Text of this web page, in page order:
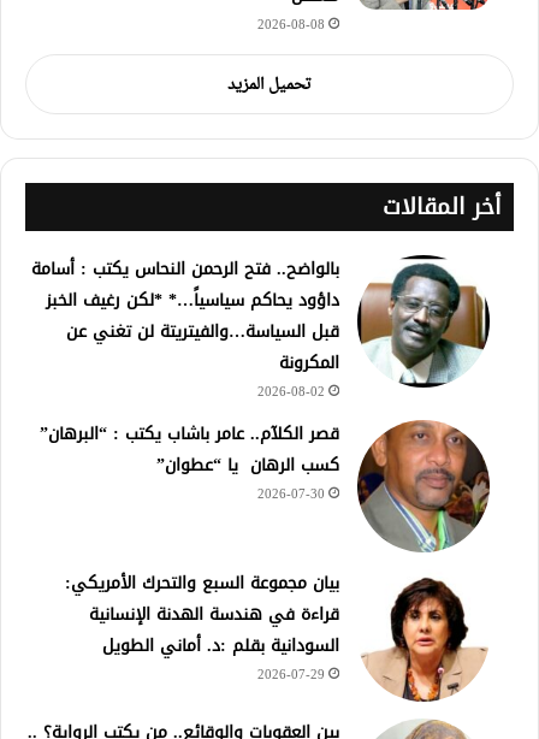
2026-08-08
تحميل المزيد
أخر المقالات
بالواضح.. فتح الرحمن النحاس يكتب : أسامة
داؤود يحاكم سياسياً…* *لكن رغيف الخبز
قبل السياسة…والفيتريتة لن تغني عن
المكرونة
2026-08-02
قصر الكلآم.. عامر باشاب يكتب : “البرهان”
كسب الرهان يا “عطوان”
2026-07-30
بيان مجموعة السبع والتحرك الأمريكي:
قراءة في هندسة الهدنة الإنسانية
السودانية بقلم :د. أماني الطويل
2026-07-29
بين العقوبات والوقائع.. من يكتب الرواية؟ ..